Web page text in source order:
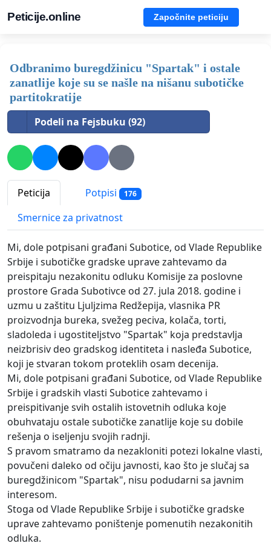
Peticije.online Započnite peticiju
Odbranimo buregdžinicu "Spartak" i ostale
zanatlije koje su se našle na nišanu subotičke
partitokratije
Podeli na Fejsbuku (92)
Peticija Potpisi 176
Smernice za privatnost
Mi, dole potpisani građani Subotice, od Vlade Republike
Srbije i subotičke gradske uprave zahtevamo da
preispitaju nezakonitu odluku Komisije za poslovne
prostore Grada Subotivce od 27. jula 2018. godine i
uzmu u zaštitu Ljuljzima Redžepija, vlasnika PR
proizvodnja bureka, svežeg peciva, kolača, torti,
sladoleda i ugostiteljstvo "Spartak" koja predstavlja
neizbrisiv deo gradskog identiteta i nasleđa Subotice,
koji je stvaran tokom proteklih osam decenija.
Mi, dole potpisani građani Subotice, od Vlade Republike
Srbije i gradskih vlasti Subotice zahtevamo i
preispitivanje svih ostalih istovetnih odluka koje
obuhvataju ostale subotičke zanatlije koje su dobile
rešenja o iseljenju svojih radnji.
S pravom smatramo da nezakloniti potezi lokalne vlasti,
povučeni daleko od očiju javnosti, kao što je slučaj sa
buregdžinicom "Spartak", nisu podudarni sa javnim
interesom.
Stoga od Vlade Republike Srbije i subotičke gradske
uprave zahtevamo poništenje pomenutih nezakonitih
odluka.